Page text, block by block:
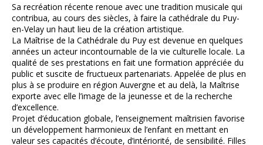
Sa recréation récente renoue avec une tradition musicale qui
contribua, au cours des siècles, à faire la cathédrale du Puy-
en-Velay un haut lieu de la création artistique.
La Maîtrise de la Cathédrale du Puy est devenue en quelques
années un acteur incontournable de la vie culturelle locale. La
qualité de ses prestations en fait une formation appréciée du
public et suscite de fructueux partenariats. Appelée de plus en
plus à se produire en région Auvergne et au delà, la Maîtrise
exporte avec elle l’image de la jeunesse et de la recherche
d’excellence.
Projet d’éducation globale, l’enseignement maîtrisien favorise
un développement harmonieux de l’enfant en mettant en
valeur ses capacités d’écoute, d’intériorité, de sensibilité. Filles